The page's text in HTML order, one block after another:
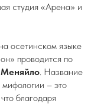
студия «Арена» и
осетинском языке
проводится по
. Название
– это
благодаря